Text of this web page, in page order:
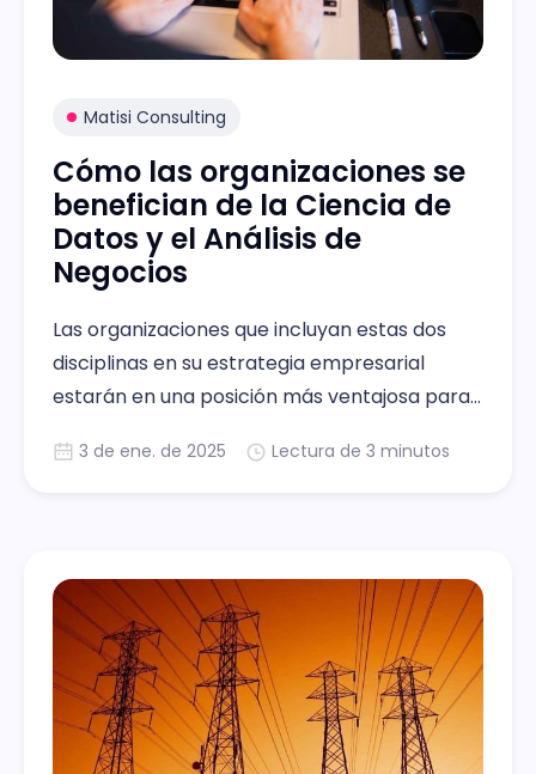
Matisi Consulting
Cómo las organizaciones se
benefician de la Ciencia de
Datos y el Análisis de
Negocios
Las organizaciones que incluyan estas dos
disciplinas en su estrategia empresarial
estarán en una posición más ventajosa para
3 de ene. de 2025 Lectura de 3 minutos